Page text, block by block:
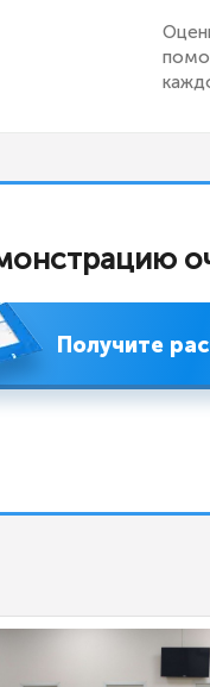
Получите